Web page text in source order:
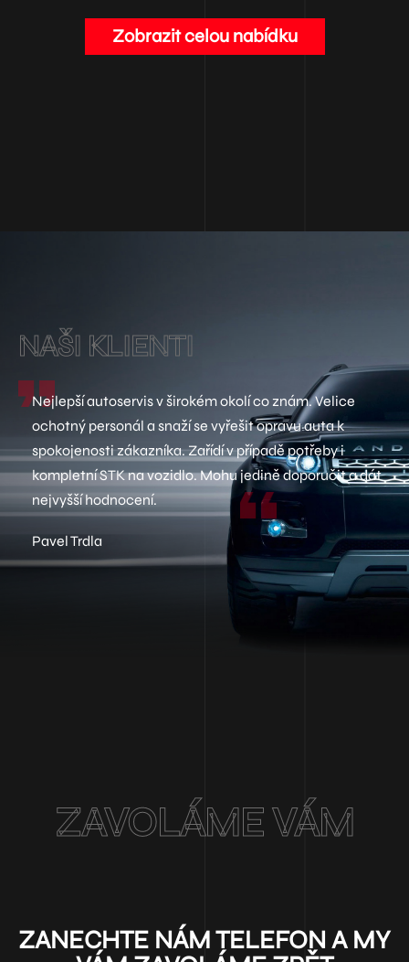
Zobrazit celou nabídku
NAŠI KLIENTI
Nejlepší autoservis v širokém okolí co znám. Velice
ochotný personál a snaží se vyřešit opravu auta k
spokojenosti zákazníka. Zařídí v případě potřeby i
kompletní STK na vozidlo. Mohu jedině doporučit a dát
nejvyšší hodnocení.
Pavel Trdla
ZAVOLÁME VÁM
ZANECHTE NÁM TELEFON A MY